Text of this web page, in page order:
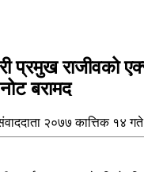
प्रमुख राजीवको
बरामद
२०७७ कात्तिक १४